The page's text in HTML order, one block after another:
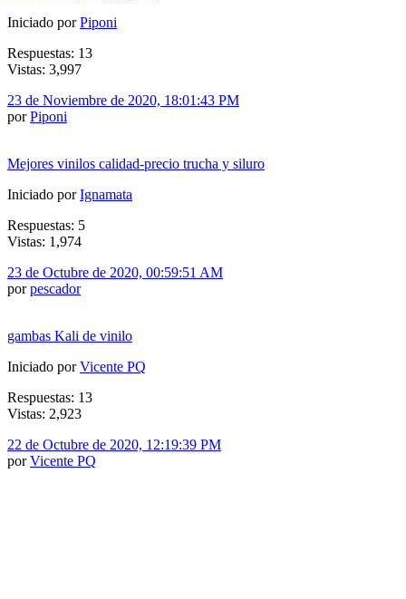
Iniciado porPiponi
Respuestas: 13
Vistas: 3,997
23 de Noviembre de 2020, 18:01:43 PM
porPiponi
Mejores vinilos calidad-precio trucha y siluro
Iniciado porIgnamata
Respuestas: 5
Vistas: 1,974
23 de Octubre de 2020, 00:59:51 AM
porpescador
gambas Kali de vinilo
Iniciado porVicente PQ
Respuestas: 13
Vistas: 2,923
22 de Octubre de 2020, 12:19:39 PM
porVicente PQ